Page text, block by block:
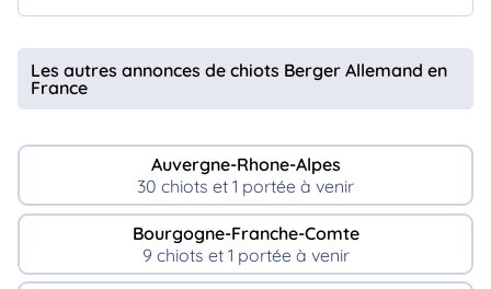
Les autres annonces de chiots Berger Allemand en
France
Auvergne-Rhone-Alpes
30 chiots et 1 portée à venir
Bourgogne-Franche-Comte
9 chiots et 1 portée à venir